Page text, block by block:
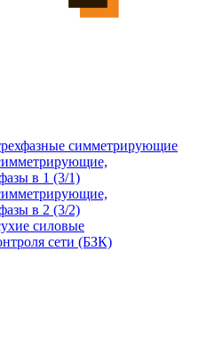
симметрирующие
в 1 (3/1)
в 2 (3/2)
силовые
сети (БЗК)